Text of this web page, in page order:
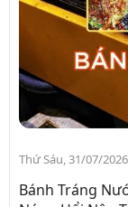
Thứ Sáu, 31/07/2026
Bánh Tráng